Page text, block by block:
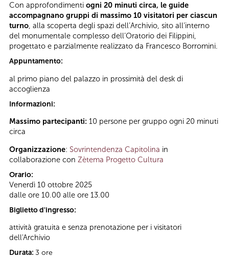
Con approfondimenti ogni 20 minuti circa, le guide
accompagnano gruppi di massimo 10 visitatori per ciascun
turno, alla scoperta degli spazi dell’Archivio, sito all’interno
del monumentale complesso dell’Oratorio dei Filippini,
progettato e parzialmente realizzato da Francesco Borromini.
Appuntamento:
al primo piano del palazzo in prossimità del desk di
accoglienza
Informazioni:
Massimo partecipanti: 10 persone per gruppo ogni 20 minuti
circa
Organizzazione: Sovrintendenza Capitolina in
collaborazione con Zètema Progetto Cultura
Orario:
Venerdì 10 ottobre 2025
dalle ore 10.00 alle ore 13.00
Biglietto d'ingresso:
attività gratuita e senza prenotazione per i visitatori
dell'Archivio
Durata: 3 ore